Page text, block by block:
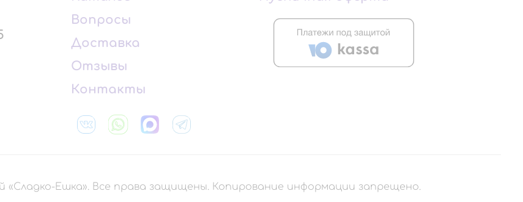
Вопросы
Доставка
Отзывы
Контакты
«Сладко-Ешка». Все права защищены. Копирование информации запрещено.